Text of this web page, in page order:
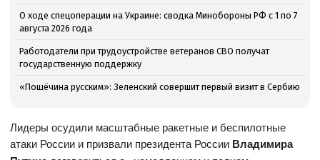
О ходе спецоперации на Украине: сводка Минобороны РФ с 1 по 7
августа 2026 года
Работодатели при трудоустройстве ветеранов СВО получат
государственную поддержку
«Пощёчина русским»: Зеленский совершит первый визит в Сербию
Лидеры осудили масштабные ракетные и беспилотные
атаки России и призвали президента России Владимира